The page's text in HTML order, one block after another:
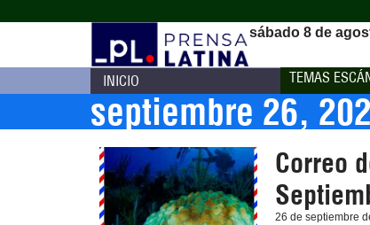
sábado 8 de
INICIO TEMAS
septiembre 26,
Correo
26 de septiembre